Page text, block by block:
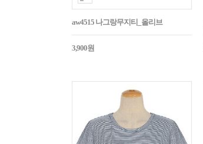
aw4515 나그랑무지티_올리브
3,900원